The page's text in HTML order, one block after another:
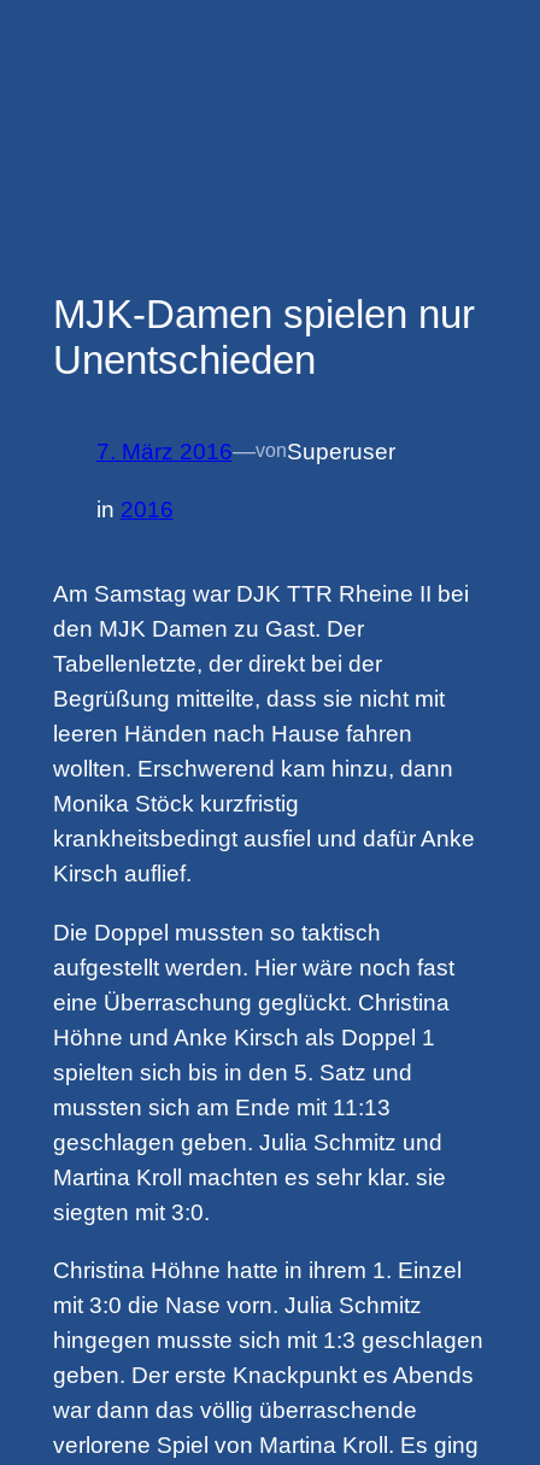
MJK-Damen spielen nur
Unentschieden
7. März 2016—vonSuperuser
in 2016
Am Samstag war DJK TTR Rheine II bei
den MJK Damen zu Gast. Der
Tabellenletzte, der direkt bei der
Begrüßung mitteilte, dass sie nicht mit
leeren Händen nach Hause fahren
wollten. Erschwerend kam hinzu, dann
Monika Stöck kurzfristig
krankheitsbedingt ausfiel und dafür Anke
Kirsch auflief.
Die Doppel mussten so taktisch
aufgestellt werden. Hier wäre noch fast
eine Überraschung geglückt. Christina
Höhne und Anke Kirsch als Doppel 1
spielten sich bis in den 5. Satz und
mussten sich am Ende mit 11:13
geschlagen geben. Julia Schmitz und
Martina Kroll machten es sehr klar. sie
siegten mit 3:0.
Christina Höhne hatte in ihrem 1. Einzel
mit 3:0 die Nase vorn. Julia Schmitz
hingegen musste sich mit 1:3 geschlagen
geben. Der erste Knackpunkt es Abends
war dann das völlig überraschende
verlorene Spiel von Martina Kroll. Es ging